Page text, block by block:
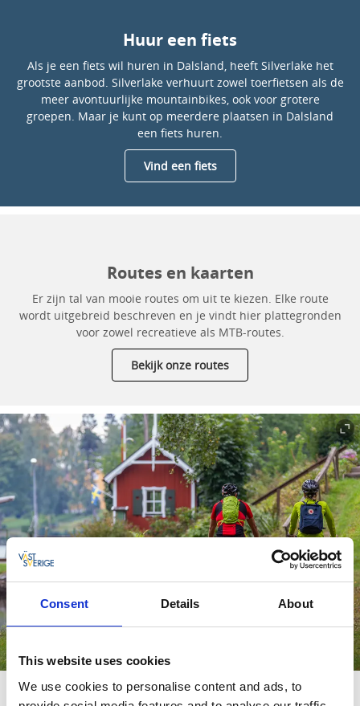
Consent Details About
This website uses cookies
We use cookies to personalise content and ads, to
Huur een fiets
Als je een fiets wil huren in Dalsland, heeft Silverlake het
grootste aanbod. Silverlake verhuurt zowel toerfietsen als de
meer avontuurlijke mountainbikes, ook voor grotere
groepen. Maar je kunt op meerdere plaatsen in Dalsland
een fiets huren.
Vind een fiets
Routes en kaarten
Er zijn tal van mooie routes om uit te kiezen. Elke route
wordt uitgebreid beschreven en je vindt hier plattegronden
voor zowel recreatieve als MTB-routes.
Bekijk onze routes